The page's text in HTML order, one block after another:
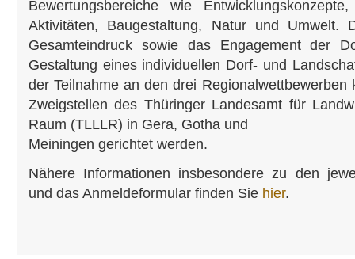
Bewertungsbereiche wie
Aktivitäten, Baugestaltung, Natur und Umwelt.
Gesamteindruck sowie das Engagement der
Gestaltung eines individuellen Dorf- und
der Teilnahme an den drei Regionalwettbewerben
Zweigstellen des Thüringer Landesamt für
Raum (TLLLR) in Gera, Gotha und
Meiningen gerichtet werden.
Nähere Informationen insbesondere zu den
und das Anmeldeformular finden Sie hier.